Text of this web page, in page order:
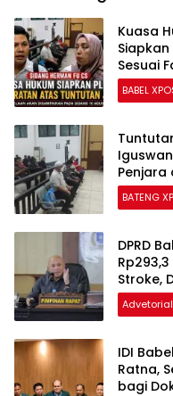
Kuasa
Sesuai
BABEL
Penjara
BATENG
DPRD
Stroke,
Timah
Advetorial
IDI
Ratna,
bagi